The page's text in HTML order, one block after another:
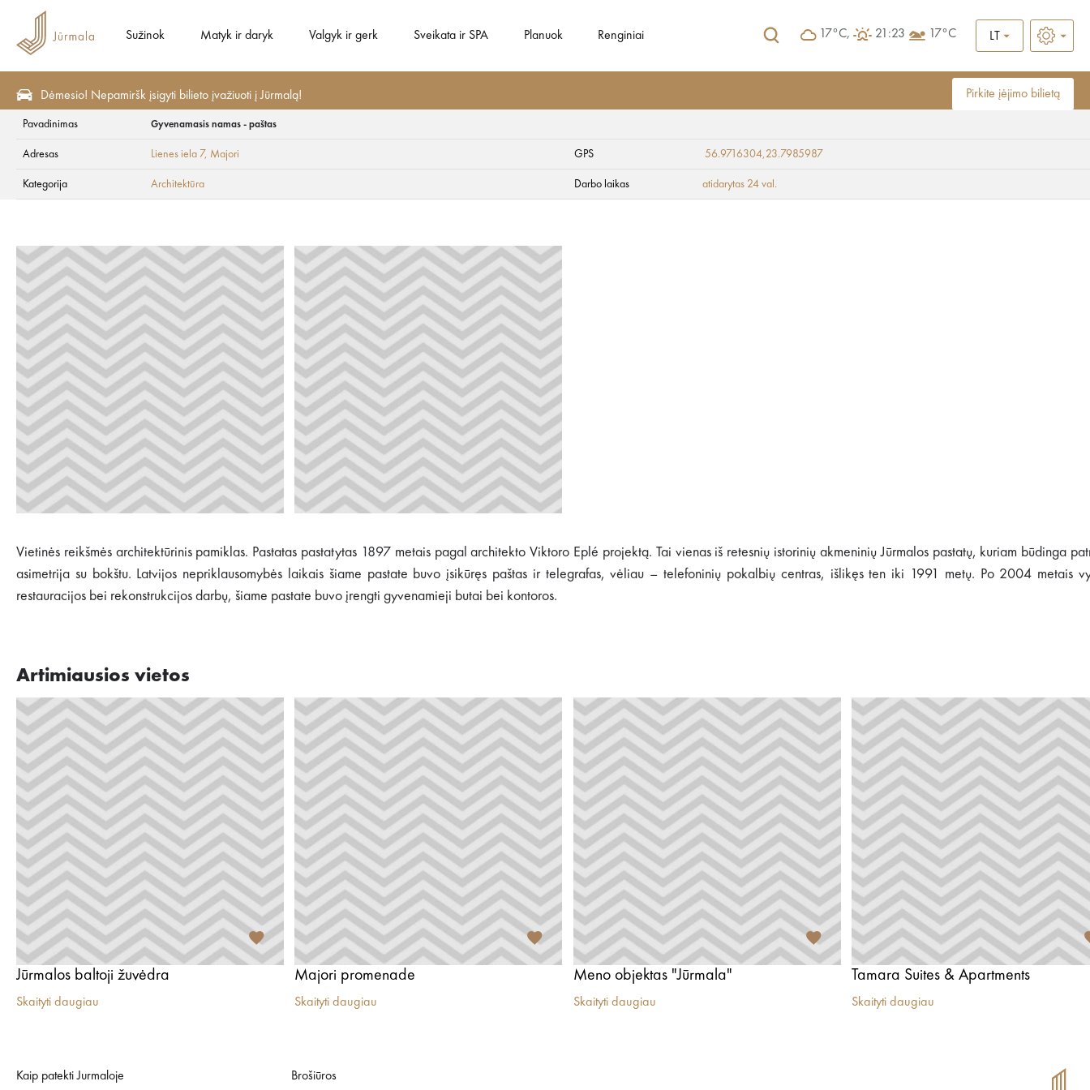
Sužinok Matyk ir daryk Valgyk ir gerk Sveikata ir SPA Planuok Renginiai 17°C, 21:23 17°C LT
Dėmesio! Nepamiršk įsigyti bilieto įvažiuoti į Jūrmalą! Pirkite įėjimo bilietą
Gyvenamasis namas - paštas
Pavadinimas Gyvenamasis namas - paštas
Adresas Lienes iela 7, Majori GPS 56.9716304,23.7985987
Kategorija Architektūra Darbo laikas atidarytas 24 val.
Vietinės reikšmės architektūrinis pamiklas. Pastatas pastatytas 1897 metais pagal architekto Viktoro Eplé projektą. Tai vienas iš retesnių istorinių akmeninių Jūrmalos pastatų, kuriam būdinga
asimetrija su bokštu. Latvijos nepriklausomybės laikais šiame pastate buvo įsikūręs paštas ir telegrafas, vėliau – telefoninių pokalbių centras, išlikęs ten iki 1991 metų. Po 2004 metais
restauracijos bei rekonstrukcijos darbų, šiame pastate buvo įrengti gyvenamieji butai bei kontoros.
Artimiausios vietos
Jūrmalos baltoji žuvėdra
Skaityti daugiau
Majori promenade
Skaityti daugiau
Meno objektas "Jūrmala"
Skaityti daugiau
Tamara Suites & Apartments
Skaityti daugiau
Kaip patekti Jurmaloje Brošiūros